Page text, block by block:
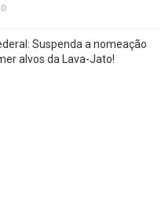
0
Suspenda a nomeação
alvos da Lava-Jato!